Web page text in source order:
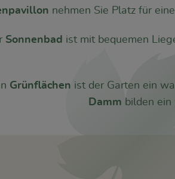
nehmen Sie Platz für
Sonnenbad ist mit bequemen
Grünflächen ist der Garten ein
Damm bilden